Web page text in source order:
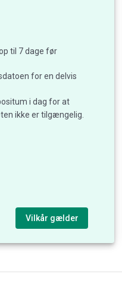
til 7 dage før
for en delvis
i dag for at
ikke er tilgængelig.
Vilkår gælder